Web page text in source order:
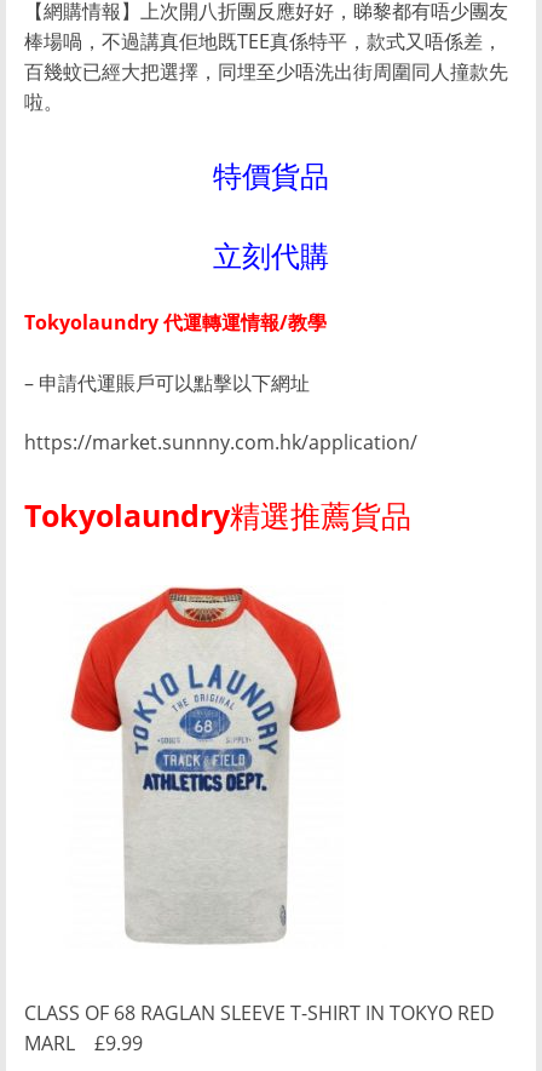
【網購情報】上次開八折團反應好好，睇黎都有唔少團友
棒場喎，不過講真佢地既TEE真係特平，款式又唔係差，
百幾蚊已經大把選擇，同埋至少唔洗出街周圍同人撞款先
啦。
特價貨品
立刻代購
Tokyolaundry 代運轉運情報/教學
– 申請代運賬戶可以點擊以下網址
https://market.sunnny.com.hk/application/
Tokyolaundry精選推薦貨品
CLASS OF 68 RAGLAN SLEEVE T-SHIRT IN TOKYO RED
MARL £9.99